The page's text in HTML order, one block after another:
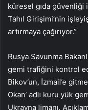
küresel gıda güvenliği
Tahıl Girişimi’nin
artırmaya çağırıyor.”
Rusya Savunma
gemi trafiğini kontrol
Bikov’un, İzmail’e
Okan’ adlı kuru yük
Ukrayna limanı.